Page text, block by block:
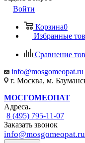
Войти
Корзина0
Избранные
Сравнение
info@mosgomeopat.ru
г. Москва, м.
МОСГОМЕОПАТ
Адреса
8 (495) 795-11-07
Заказать звонок
info@mosgomeopat.ru